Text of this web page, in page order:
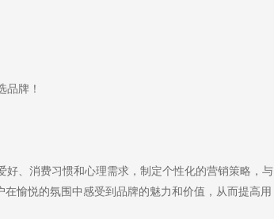
牌！
、消费习惯和心理需求，制定个性化的营销策略，与
愉悦的氛围中感受到品牌的魅力和价值，从而提高用